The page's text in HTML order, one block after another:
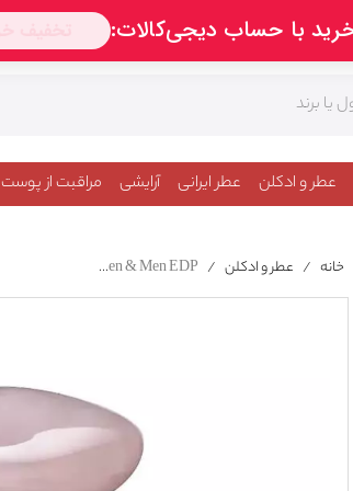
عطر و ادکلن عطر ایرانی آرایشی مراقبت از پوست
خانه / عطر و ادکلن /
Giorgio Armani Prive Eclat De Jasmin For Women & Men EDP